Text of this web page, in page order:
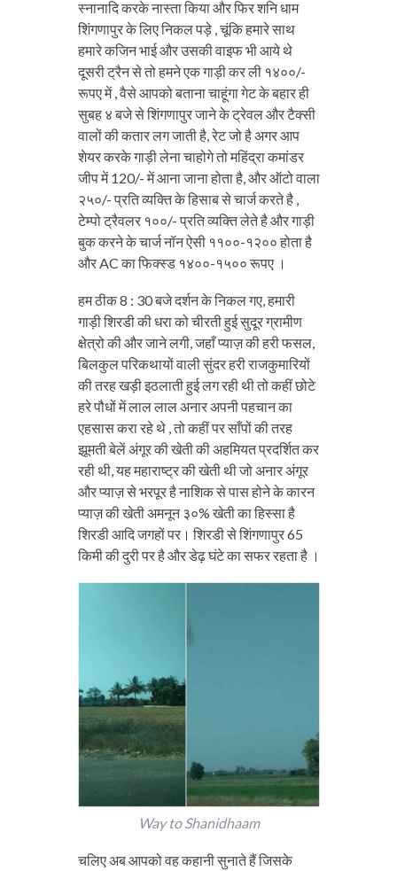
स्नानादि करके नास्ता किया और फिर शनि धाम
शिंगणापुर के लिए निकल पड़े , चूंकि हमारे साथ
हमारे कजिन भाई और उसकी वाइफ भी आये थे
दूसरी ट्रैन से तो हमने एक गाड़ी कर ली १४००/-
रूपए में , वैसे आपको बताना चाहूंगा गेट के बहार ही
सुबह ४ बजे से शिंगणापुर जाने के ट्रेवल और टैक्सी
वालों की कतार लग जाती है, रेट जो है अगर आप
शेयर करके गाड़ी लेना चाहोगे तो महिंद्रा कमांडर
जीप में 120/- में आना जाना होता है, और ऑटो वाला
२५०/- प्रति व्यक्ति के हिसाब से चार्ज करते है ,
टेम्पो ट्रैवलर १००/- प्रति व्यक्ति लेते है और गाड़ी
बुक करने के चार्ज नॉन ऐसी ११००-१२०० होता है
और AC का फिक्स्ड १४००-१५०० रूपए ।
हम ठीक 8 : 30 बजे दर्शन के निकल गए, हमारी
गाड़ी शिरडी की धरा को चीरती हुई सुदूर ग्रामीण
क्षेत्रो की और जाने लगी, जहाँ प्याज़ की हरी फसल,
बिलकुल परिकथायों वाली सुंदर हरी राजकुमारियों
की तरह खड़ी इठलाती हुई लग रही थी तो कहीं छोटे
हरे पौधों में लाल लाल अनार अपनी पहचान का
एहसास करा रहे थे , तो कहीं पर साँपों की तरह
झूमती बेलें अंगूर की खेती की अहमियत प्रदर्शित कर
रही थी, यह महाराष्ट्र की खेती थी जो अनार अंगूर
और प्याज़ से भरपूर है नाशिक से पास होने के कारन
प्याज़ की खेती अमनून ३०% खेती का हिस्सा है
शिरडी आदि जगहों पर। शिरडी से शिंगणापुर 65
किमी की दुरी पर है और डेढ़ घंटे का सफर रहता है ।
Way to Shanidhaam
चलिए अब आपको वह कहानी सुनाते हैं जिसके